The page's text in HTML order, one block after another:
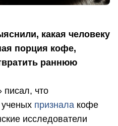
какая человеку
порция кофе,
раннюю
писал, что
признала кофе
исследователи